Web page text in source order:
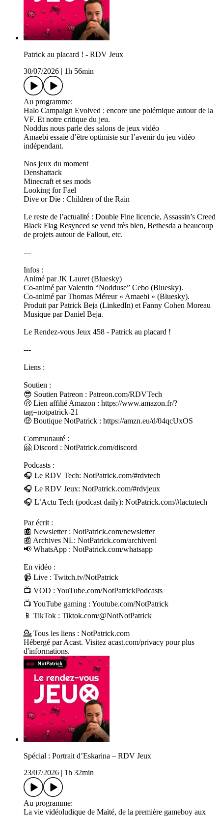
Patrick au placard ! - RDV Jeux
30/07/2026 | 1h 56min
Au programme:
Halo Campaign Evolved : encore une polémique autour de la
VF. Et notre critique du jeu.
Noddus nous parle des salons de jeux vidéo
Amaebi essaie d’être optimiste sur l’avenir du jeu vidéo
indépendant.
Nos jeux du moment
Denshattack
Minecraft et ses mods
Looking for Fael
Dive or Die : Children of the Rain
Le reste de l’actualité : Double Fine licencie, Assassin’s Creed
Black Flag Resynced se vend très bien, Bethesda a beaucoup
de projets autour de Fallout, etc.
---
Infos :
Animé par JK Lauret (Bluesky)
Co-animé par Valentin “Nodduse” Cebo (Bluesky).
Co-animé par Thomas Méreur « Amaebi » (Bluesky).
Produit par Patrick Beja (LinkedIn) et Fanny Cohen Moreau
Musique par Daniel Beja.
Le Rendez-vous Jeux 458 - Patrick au placard !
---
Liens :
Soutien :
😎 Soutien Patreon : Patreon.com/RDVTech
🤑 Lien affilié Amazon : https://www.amazon.fr/?
tag=notpatrick-21
🤑 Boutique NotPatrick : https://amzn.eu/d/04qcUxOS
Communauté :
🤗 Discord : NotPatrick.com/discord
Podcasts :
🎧 Le RDV Tech: NotPatrick.com/#rdvtech
🎧 Le RDV Jeux: NotPatrick.com/#rdvjeux
🎧 L’Actu Tech (podcast daily): NotPatrick.com/#lactutech
Par écrit :
📰 Newsletter : NotPatrick.com/newsletter
📰 Archives NL: NotPatrick.com/archivenl
📢 WhatsApp : NotPatrick.com/whatsapp
En vidéo :
📹 Live : Twitch.tv/NotPatrick
📺 VOD : YouTube.com/NotPatrickPodcasts
📺 YouTube gaming : Youtube.com/NotPatrick
📱 TikTok : Tiktok.com/@NotNotPatrick
💁 Tous les liens : NotPatrick.com
Hébergé par Acast. Visitez acast.com/privacy pour plus
d'informations.
Spécial : Portrait d’Eskarina – RDV Jeux
23/07/2026 | 1h 32min
Au programme:
La vie vidéoludique de Maïté, de la première gameboy aux